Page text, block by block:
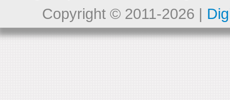
Copyright © 2011-2026 |